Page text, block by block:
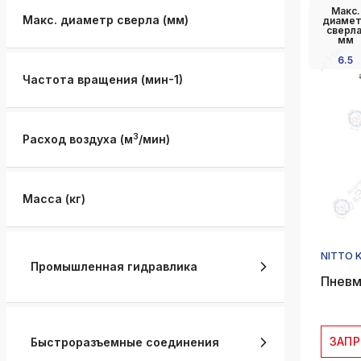
k
ksldkfjsdlfkjsls;ldfkgjsdl;kfkфыва
ksldkfjsdlfkjsls;ldfkgjsdl;kfkфыва
k
k
ksldkfjsdlfkjsls;ldfkgjsdl;kfkфыва
Макс. диаметр сверла (мм)
Частота вращения (мин-1)
Расход воздуха (м3/мин)
Масса (кг)
Промышленная гидравлика
Быстроразъемные соединения
Макс.
мм
6.5
NITTO